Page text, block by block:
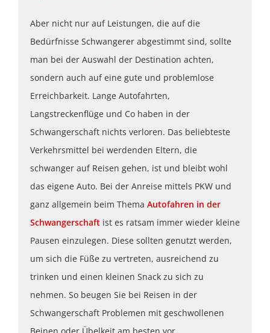
Aber nicht nur auf Leistungen, die auf die
Bedürfnisse Schwangerer abgestimmt sind, sollte
man bei der Auswahl der Destination achten,
sondern auch auf eine gute und problemlose
Erreichbarkeit. Lange Autofahrten,
Langstreckenflüge und Co haben in der
Schwangerschaft nichts verloren. Das beliebteste
Verkehrsmittel bei werdenden Eltern, die
schwanger auf Reisen gehen, ist und bleibt wohl
das eigene Auto. Bei der Anreise mittels PKW und
ganz allgemein beim Thema Autofahren in der
Schwangerschaft ist es ratsam immer wieder kleine
Pausen einzulegen. Diese sollten genutzt werden,
um sich die Füße zu vertreten, ausreichend zu
trinken und einen kleinen Snack zu sich zu
nehmen. So beugen Sie bei Reisen in der
Schwangerschaft Problemen mit geschwollenen